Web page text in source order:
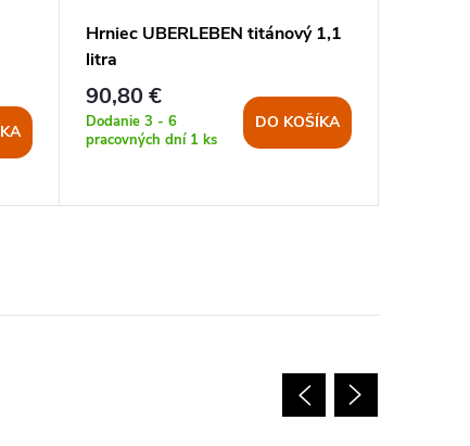
Hrniec UBERLEBEN titánový 1,1
litra
90,80 €
Dodanie 3 - 6
pracovných dní 1 ks
DO KOŠÍKA